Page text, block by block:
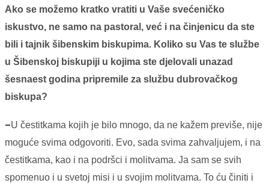
Ako se možemo kratko vratiti u Vaše svećeničko
iskustvo, ne samo na pastoral, već i na činjenicu da ste
bili i tajnik šibenskim biskupima. Koliko su Vas te službe
u Šibenskoj biskupiji u kojima ste djelovali unazad
šesnaest godina pripremile za službu dubrovačkog
biskupa?
–U čestitkama kojih je bilo mnogo, da ne kažem previše, nije
moguće svima odgovoriti. Evo, sada svima zahvaljujem, i na
čestitkama, kao i na podršci i molitvama. Ja sam se svih
spomenuo i u svetoj misi i u svojim molitvama. To ću činiti i